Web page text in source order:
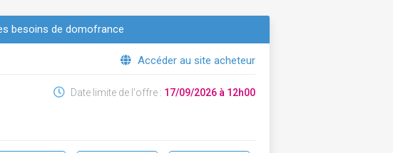
besoins de domofrance
Accéder au site acheteur
Date limite de l'offre : 17/09/2026 à 12h00